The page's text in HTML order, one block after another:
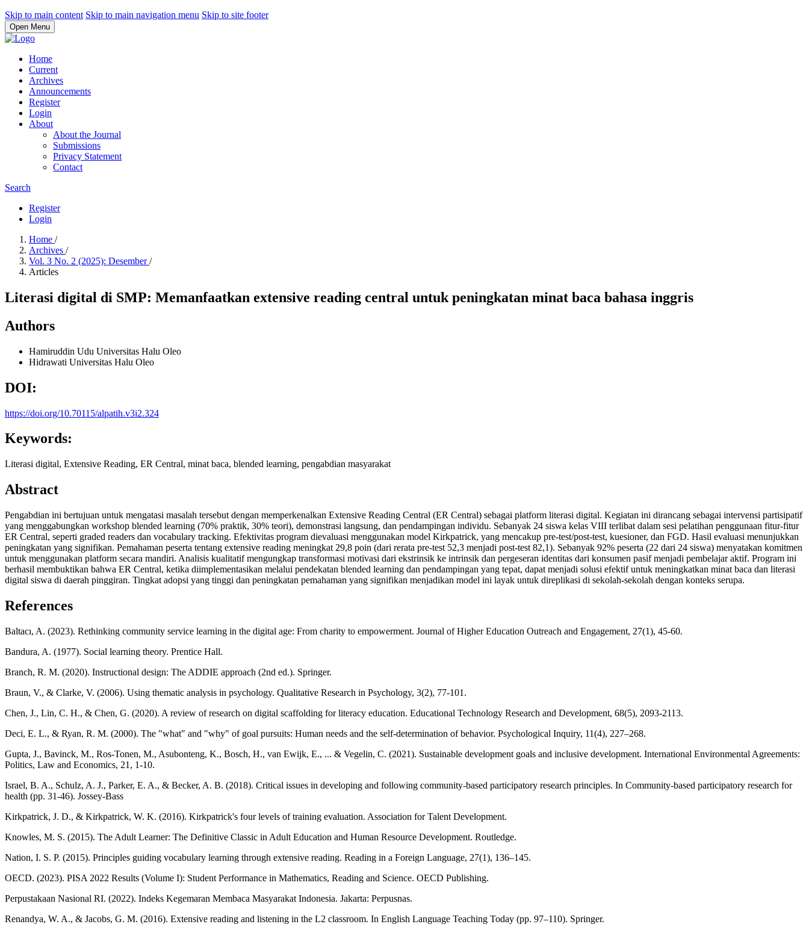
Skip to main content Skip to main navigation menu Skip to site footer
Open Menu
Home
Current
Archives
Announcements
Register
Login
About
About the Journal
Submissions
Privacy Statement
Contact
Search
Register
Login
Home /
Archives /
Vol. 3 No. 2 (2025): Desember/
Articles
Literasi digital di SMP: Memanfaatkan extensive reading central untuk peningkatan minat baca bahasa inggris
Authors
Hamiruddin Udu Universitas Halu Oleo
Hidrawati Universitas Halu Oleo
DOI:
https://doi.org/10.70115/alpatih.v3i2.324
Keywords:
Literasi digital, Extensive Reading, ER Central, minat baca, blended learning, pengabdian masyarakat
Abstract
Pengabdian ini bertujuan untuk mengatasi masalah tersebut dengan memperkenalkan Extensive Reading Central (ER Central) sebagai platform literasi digital. Kegiatan ini dirancang sebagai intervensi partisipatif
yang menggabungkan workshop blended learning (70% praktik, 30% teori), demonstrasi langsung, dan pendampingan individu. Sebanyak 24 siswa kelas VIII terlibat dalam sesi pelatihan penggunaan fitur-fitur
ER Central, seperti graded readers dan vocabulary tracking. Efektivitas program dievaluasi menggunakan model Kirkpatrick, yang mencakup pre-test/post-test, kuesioner, dan FGD. Hasil evaluasi menunjukkan
peningkatan yang signifikan. Pemahaman peserta tentang extensive reading meningkat 29,8 poin (dari rerata pre-test 52,3 menjadi post-test 82,1). Sebanyak 92% peserta (22 dari 24 siswa) menyatakan komitmen
untuk menggunakan platform secara mandiri. Analisis kualitatif mengungkap transformasi motivasi dari ekstrinsik ke intrinsik dan pergeseran identitas dari konsumen pasif menjadi pembelajar aktif. Program ini
berhasil membuktikan bahwa ER Central, ketika diimplementasikan melalui pendekatan blended learning dan pendampingan yang tepat, dapat menjadi solusi efektif untuk meningkatkan minat baca dan literasi
digital siswa di daerah pinggiran. Tingkat adopsi yang tinggi dan peningkatan pemahaman yang signifikan menjadikan model ini layak untuk direplikasi di sekolah-sekolah dengan konteks serupa.
References
Baltacı, A. (2023). Rethinking community service learning in the digital age: From charity to empowerment. Journal of Higher Education Outreach and Engagement, 27(1), 45-60.
Bandura, A. (1977). Social learning theory. Prentice Hall.
Branch, R. M. (2020). Instructional design: The ADDIE approach (2nd ed.). Springer.
Braun, V., & Clarke, V. (2006). Using thematic analysis in psychology. Qualitative Research in Psychology, 3(2), 77-101.
Chen, J., Lin, C. H., & Chen, G. (2020). A review of research on digital scaffolding for literacy education. Educational Technology Research and Development, 68(5), 2093-2113.
Deci, E. L., & Ryan, R. M. (2000). The "what" and "why" of goal pursuits: Human needs and the self-determination of behavior. Psychological Inquiry, 11(4), 227–268.
Gupta, J., Bavinck, M., Ros-Tonen, M., Asubonteng, K., Bosch, H., van Ewijk, E., ... & Vegelin, C. (2021). Sustainable development goals and inclusive development. International Environmental Agreements:
Politics, Law and Economics, 21, 1-10.
Israel, B. A., Schulz, A. J., Parker, E. A., & Becker, A. B. (2018). Critical issues in developing and following community-based participatory research principles. In Community-based participatory research for
health (pp. 31-46). Jossey-Bass
Kirkpatrick, J. D., & Kirkpatrick, W. K. (2016). Kirkpatrick's four levels of training evaluation. Association for Talent Development.
Knowles, M. S. (2015). The Adult Learner: The Definitive Classic in Adult Education and Human Resource Development. Routledge.
Nation, I. S. P. (2015). Principles guiding vocabulary learning through extensive reading. Reading in a Foreign Language, 27(1), 136–145.
OECD. (2023). PISA 2022 Results (Volume I): Student Performance in Mathematics, Reading and Science. OECD Publishing.
Perpustakaan Nasional RI. (2022). Indeks Kegemaran Membaca Masyarakat Indonesia. Jakarta: Perpusnas.
Renandya, W. A., & Jacobs, G. M. (2016). Extensive reading and listening in the L2 classroom. In English Language Teaching Today (pp. 97–110). Springer.